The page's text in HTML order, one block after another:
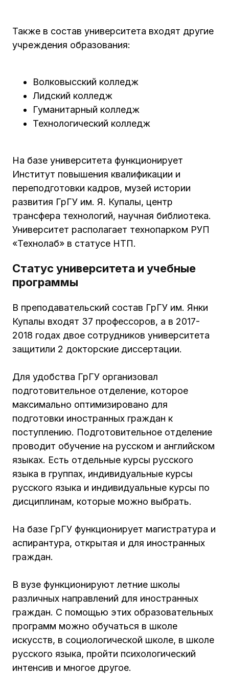
Также в состав университета входят другие
учреждения образования:
Волковысский колледж
Лидский колледж
Гуманитарный колледж
Технологический колледж
На базе университета функционирует
Институт повышения квалификации и
переподготовки кадров, музей истории
развития ГрГУ им. Я. Купалы, центр
трансфера технологий, научная библиотека.
Университет располагает технопарком РУП
«Технолаб» в статусе НТП.
Статус университета и учебные
программы
В преподавательский состав ГрГУ им. Янки
Купалы входят 37 профессоров, а в 2017-
2018 годах двое сотрудников университета
защитили 2 докторские диссертации.
Для удобства ГрГУ организовал
подготовительное отделение, которое
максимально оптимизировано для
подготовки иностранных граждан к
поступлению. Подготовительное отделение
проводит обучение на русском и английском
языках. Есть отдельные курсы русского
языка в группах, индивидуальные курсы
русского языка и индивидуальные курсы по
дисциплинам, которые можно выбрать.
На базе ГрГУ функционирует магистратура и
аспирантура, открытая и для иностранных
граждан.
В вузе функционируют летние школы
различных направлений для иностранных
граждан. С помощью этих образовательных
программ можно обучаться в школе
искусств, в социологической школе, в школе
русского языка, пройти психологический
интенсив и многое другое.